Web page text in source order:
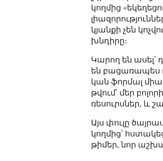
կողմից
կյանքի չեն
խնդիրը։
Կարող են ասել՝
են բացառապես
կան ֆորմալ
թվում՝ մեր
ռեսուրսներ, և
Այս փուլը
կողմից՝
թիմեր, նոր